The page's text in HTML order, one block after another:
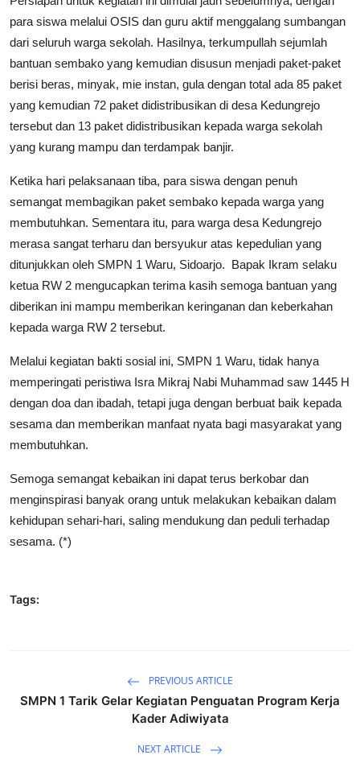
para siswa melalui OSIS dan guru aktif menggalang sumbangan
dari seluruh warga sekolah. Hasilnya, terkumpullah sejumlah
bantuan sembako yang kemudian disusun menjadi paket-paket
berisi beras, minyak, mie instan, gula dengan total ada 85 paket
yang kemudian 72 paket didistribusikan di desa Kedungrejo
tersebut dan 13 paket didistribusikan kepada warga sekolah
yang kurang mampu dan terdampak banjir.
Ketika hari pelaksanaan tiba, para siswa dengan penuh
semangat membagikan paket sembako kepada warga yang
membutuhkan. Sementara itu, para warga desa Kedungrejo
merasa sangat terharu dan bersyukur atas kepedulian yang
ditunjukkan oleh SMPN 1 Waru, Sidoarjo. Bapak Ikram selaku
ketua RW 2 mengucapkan terima kasih semoga bantuan yang
diberikan ini mampu memberikan keringanan dan keberkahan
kepada warga RW 2 tersebut.
Melalui kegiatan bakti sosial ini, SMPN 1 Waru, tidak hanya
memperingati peristiwa Isra Mikraj Nabi Muhammad saw 1445 H
dengan doa dan ibadah, tetapi juga dengan berbuat baik kepada
sesama dan memberikan manfaat nyata bagi masyarakat yang
membutuhkan.
Semoga semangat kebaikan ini dapat terus berkobar dan
menginspirasi banyak orang untuk melakukan kebaikan dalam
kehidupan sehari-hari, saling mendukung dan peduli terhadap
sesama. (*)
Tags:
PREVIOUS ARTICLE
SMPN 1 Tarik Gelar Kegiatan Penguatan Program Kerja
Kader Adiwiyata
NEXT ARTICLE